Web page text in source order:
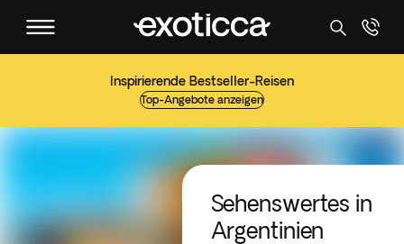
Inspirierende Bestseller-Reisen
Top-Angebote anzeigen
Sehenswertes in
Argentinien